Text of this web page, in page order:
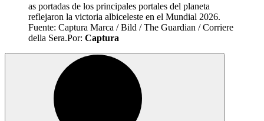
as portadas de los principales portales del planeta
reflejaron la victoria albiceleste en el Mundial 2026.
Fuente: Captura Marca / Bild / The Guardian / Corriere
della Sera.Por: Captura